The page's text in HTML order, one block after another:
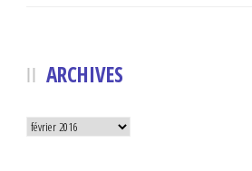
ARCHIVES
Archives